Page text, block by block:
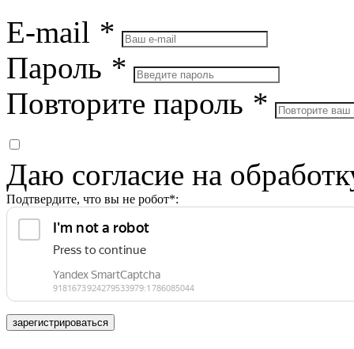
E-mail *
Пароль *
Повторите пароль *
Даю согласие на
Подтвердите, что вы не робот*:
зарегистрироваться